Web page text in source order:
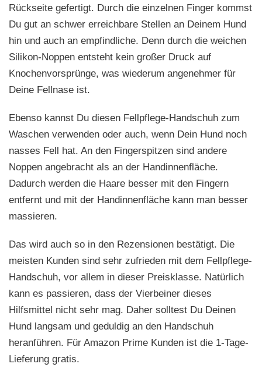
Rückseite gefertigt. Durch die einzelnen Finger kommst
Du gut an schwer erreichbare Stellen an Deinem Hund
hin und auch an empfindliche. Denn durch die weichen
Silikon-Noppen entsteht kein großer Druck auf
Knochenvorsprünge, was wiederum angenehmer für
Deine Fellnase ist.
Ebenso kannst Du diesen Fellpflege-Handschuh zum
Waschen verwenden oder auch, wenn Dein Hund noch
nasses Fell hat. An den Fingerspitzen sind andere
Noppen angebracht als an der Handinnenfläche.
Dadurch werden die Haare besser mit den Fingern
entfernt und mit der Handinnenfläche kann man besser
massieren.
Das wird auch so in den Rezensionen bestätigt. Die
meisten Kunden sind sehr zufrieden mit dem Fellpflege-
Handschuh, vor allem in dieser Preisklasse. Natürlich
kann es passieren, dass der Vierbeiner dieses
Hilfsmittel nicht sehr mag. Daher solltest Du Deinen
Hund langsam und geduldig an den Handschuh
heranführen. Für Amazon Prime Kunden ist die 1-Tage-
Lieferung gratis.